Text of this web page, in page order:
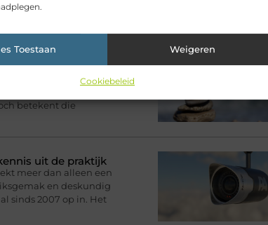
Toestaan Weigeren
Cookiebeleid
voor jou.
ons toch steeds
sturen, een foto delen of
zijn
betekent die
uit de praktijk
meer dan alleen een
en deskundig
sinds 2007 op in. Het